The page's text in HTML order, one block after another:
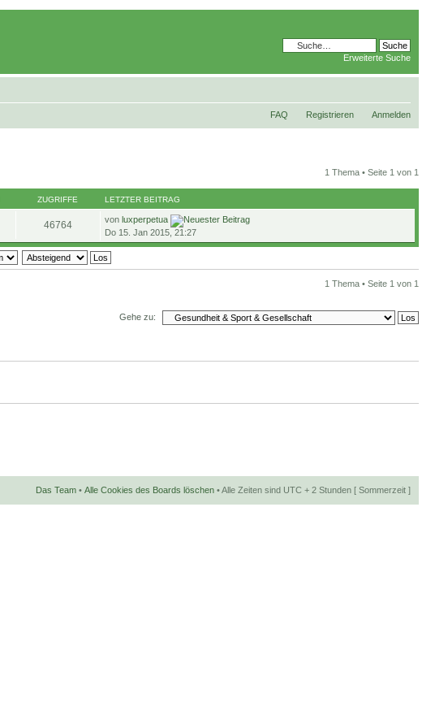
Erweiterte Suche
FAQ Registrieren Anmelden
1 Thema • Seite 1 von 1
ZUGRIFFE LETZTER BEITRAG
46764 vonluxperpetua
Do 15. Jan 2015, 21:27
1 Thema • Seite 1 von 1
Gehe zu:
Das Team • Alle Cookies des Boards löschen • Alle Zeiten sind UTC + 2 Stunden [ Sommerzeit ]